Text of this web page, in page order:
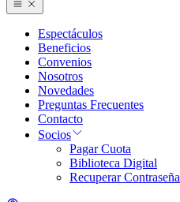
Espectáculos
Beneficios
Convenios
Nosotros
Novedades
Preguntas Frecuentes
Contacto
Socios
Pagar Cuota
Biblioteca Digital
Recuperar Contraseña